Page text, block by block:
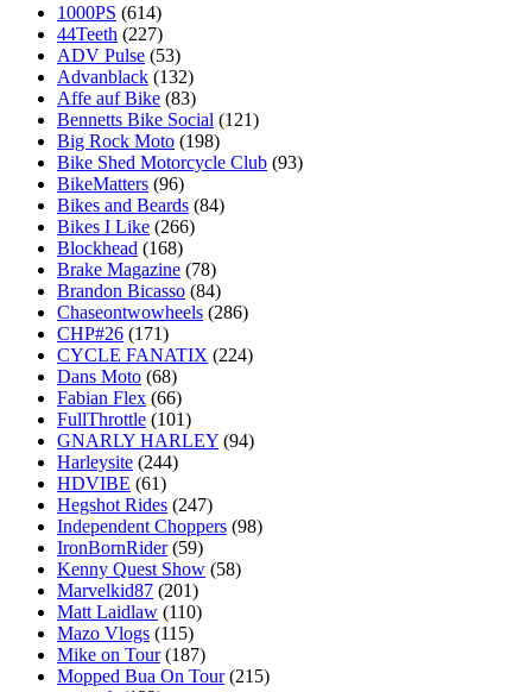
1000PS (614)
44Teeth (227)
ADV Pulse (53)
Advanblack (132)
Affe auf Bike (83)
Bennetts Bike Social (121)
Big Rock Moto (198)
Bike Shed Motorcycle Club (93)
BikeMatters (96)
Bikes and Beards (84)
Bikes I Like (266)
Blockhead (168)
Brake Magazine (78)
Brandon Bicasso (84)
Chaseontwowheels (286)
CHP#26 (171)
CYCLE FANATIX (224)
Dans Moto (68)
Fabian Flex (66)
FullThrottle (101)
GNARLY HARLEY (94)
Harleysite (244)
HDVIBE (61)
Hegshot Rides (247)
Independent Choppers (98)
IronBornRider (59)
Kenny Quest Show (58)
Marvelkid87 (201)
Matt Laidlaw (110)
Mazo Vlogs (115)
Mike on Tour (187)
Mopped Bua On Tour (215)